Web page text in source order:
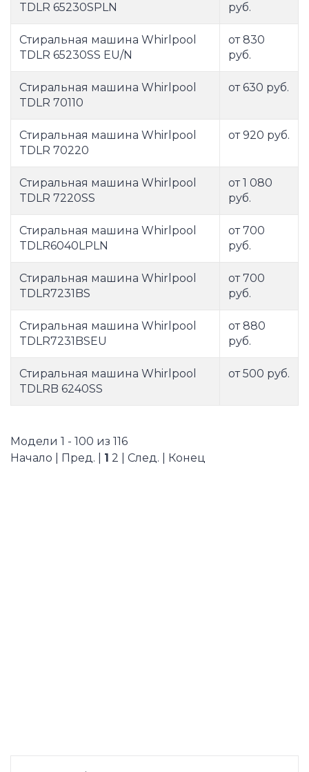
TDLR 65230SPLN
руб.
Стиральная машина Whirlpool
TDLR 65230SS EU/N
от 830
руб.
Стиральная машина Whirlpool
TDLR 70110
от 630 руб.
Стиральная машина Whirlpool
TDLR 70220
от 920 руб.
Стиральная машина Whirlpool
TDLR 7220SS
от 1 080
руб.
Стиральная машина Whirlpool
TDLR6040LPLN
от 700
руб.
Стиральная машина Whirlpool
TDLR7231BS
от 700
руб.
Стиральная машина Whirlpool
TDLR7231BSEU
от 880
руб.
Стиральная машина Whirlpool
TDLRB 6240SS
от 500 руб.
Модели 1 - 100 из 116
Начало | Пред. | 1 2 След. Конец